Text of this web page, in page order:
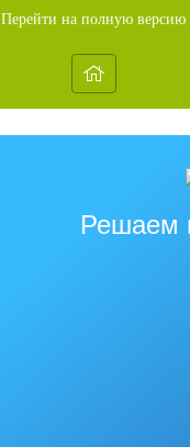
Перейти на полную версию
Решаем